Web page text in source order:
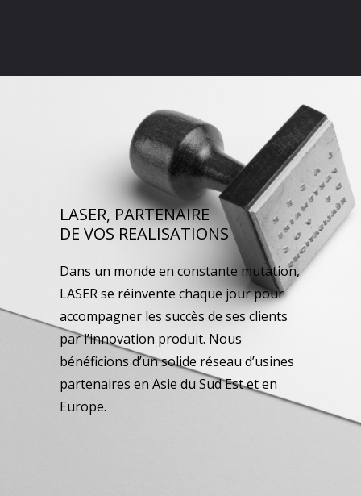
LASER, PARTENAIRE
DE VOS REALISATIONS
Dans un monde en constante mutation,
LASER se réinvente chaque jour pour
accompagner les succès de ses clients
par l’innovation produit. Nous
bénéficions d’un solide réseau d’usines
partenaires en Asie du Sud Est et en
Europe.